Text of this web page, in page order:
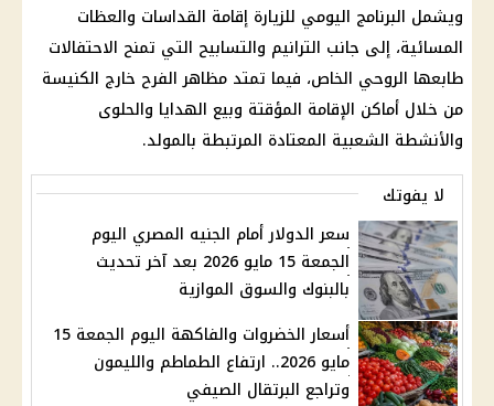
ويشمل البرنامج اليومي للزيارة إقامة القداسات والعظات
المسائية، إلى جانب الترانيم والتسابيح التي تمنح الاحتفالات
طابعها الروحي الخاص، فيما تمتد مظاهر الفرح خارج الكنيسة
من خلال أماكن الإقامة المؤقتة وبيع الهدايا والحلوى
والأنشطة الشعبية المعتادة المرتبطة بالمولد.
لا يفوتك
سعر الدولار أمام الجنيه المصري اليوم
الجمعة 15 مايو 2026 بعد آخر تحديث
بالبنوك والسوق الموازية
أسعار الخضروات والفاكهة اليوم الجمعة 15
مايو 2026.. ارتفاع الطماطم والليمون
وتراجع البرتقال الصيفي